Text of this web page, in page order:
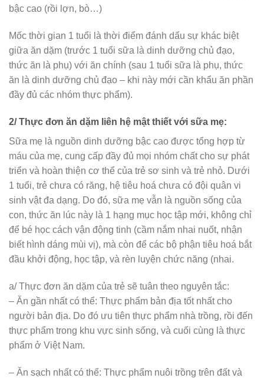
bậc cao (rồi lợn, bò…)
Mốc thời gian 1 tuổi là thời điểm đánh dấu sự khác biệt
giữa ăn dặm (trước 1 tuổi sữa là dinh dưỡng chủ đạo,
thức ăn là phụ) với ăn chính (sau 1 tuổi sữa là phụ, thức
ăn là dinh dưỡng chủ đạo – khi này mới cần khẩu ăn phần
đầy đủ các nhóm thực phẩm).
2/ Thực đơn ăn dặm liên hệ mật thiết với sữa mẹ:
Sữa mẹ là nguồn dinh dưỡng bậc cao được tổng hợp từ
máu của mẹ, cung cấp đầy đủ mọi nhóm chất cho sự phát
triển và hoàn thiện cơ thể của trẻ sơ sinh và trẻ nhỏ. Dưới
1 tuổi, trẻ chưa có răng, hệ tiêu hoá chưa có đội quân vi
sinh vật đa dạng. Do đó, sữa mẹ vẫn là nguồn sống của
con, thức ăn lúc này là 1 hạng mục học tập mới, không chỉ
để bé học cách vận động tinh (cầm nắm nhai nuốt, nhận
biết hình dáng mùi vị), mà còn để các bộ phận tiêu hoá bắt
đầu khởi động, học tập, và rèn luyện chức năng (nhai.
a/ Thực đơn ăn dặm của trẻ sẽ tuân theo nguyên tắc:
– Ăn gần nhất có thể: Thực phẩm bản địa tốt nhất cho
người bản địa. Do đó ưu tiên thực phẩm nhà trồng, rồi đến
thực phẩm trong khu vực sinh sống, và cuối cùng là thực
phẩm ở Việt Nam.
– Ăn sạch nhất có thể: Thực phẩm nuôi trồng trên đất và